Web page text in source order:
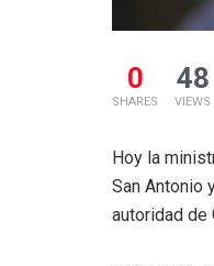
0
SHARES
48
VIEWS
Hoy la
San Antonio
autoridad de